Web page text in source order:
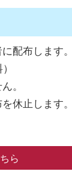
配布します。
。
休止します。
ら